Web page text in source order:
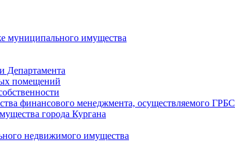
муниципального имущества
Департамента
помещений
финансового менеджмента, осуществляемого ГРБС
города Кургана
недвижимого имущества